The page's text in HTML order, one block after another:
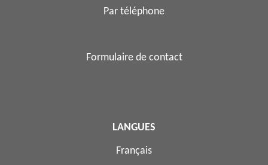
Par téléphone
Formulaire de contact
LANGUES
Français